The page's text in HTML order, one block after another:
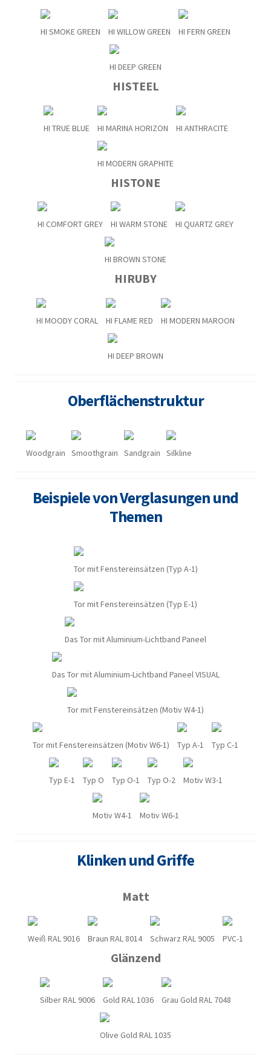
HI SMOKE GREEN HI WILLOW GREEN HI FERN GREEN
HI DEEP GREEN
HISTEEL
HI TRUE BLUE HI MARINA HORIZON HI ANTHRACITE
HI MODERN GRAPHITE
HISTONE
HI COMFORT GREY HI WARM STONE HI QUARTZ GREY
HI BROWN STONE
HIRUBY
HI MOODY CORAL HI FLAME RED HI MODERN MAROON
HI DEEP BROWN
Oberflächenstruktur
Woodgrain Smoothgrain Sandgrain Silkline
Beispiele von Verglasungen und
Themen
Tor mit Fenstereinsätzen (Typ A-1)
Tor mit Fenstereinsätzen (Typ E-1)
Das Tor mit Aluminium-Lichtband Paneel
Das Tor mit Aluminium-Lichtband Paneel VISUAL
Tor mit Fenstereinsätzen (Motiv W4-1)
Tor mit Fenstereinsätzen (Motiv W6-1) Typ A-1 Typ C-1
Typ E-1 Typ O Typ O-1 Typ O-2 Motiv W3-1
Motiv W4-1 Motiv W6-1
Klinken und Griffe
Matt
Weiß RAL 9016 Braun RAL 8014 Schwarz RAL 9005 PVC-1
Glänzend
Silber RAL 9006 Gold RAL 1036 Grau Gold RAL 7048
Olive Gold RAL 1035